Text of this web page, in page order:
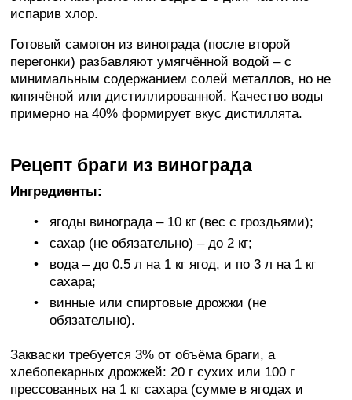
испарив хлор.
Готовый самогон из винограда (после второй
перегонки) разбавляют умягчённой водой – с
минимальным содержанием солей металлов, но не
кипячёной или дистиллированной. Качество воды
примерно на 40% формирует вкус дистиллята.
Рецепт браги из винограда
Ингредиенты:
ягоды винограда – 10 кг (вес с гроздьями);
сахар (не обязательно) – до 2 кг;
вода – до 0.5 л на 1 кг ягод, и по 3 л на 1 кг
сахара;
винные или спиртовые дрожжи (не
обязательно).
Закваски требуется 3% от объёма браги, а
хлебопекарных дрожжей: 20 г сухих или 100 г
прессованных на 1 кг сахара (сумме в ягодах и